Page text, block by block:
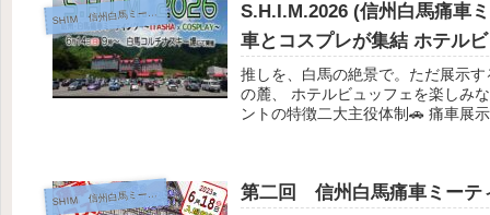
SHIM 信州白馬ミーティング
S.H.I.M.2026 (信州白馬痛
車とコスプレが集結 ホテ
推しを、白馬の絶景で。ただ展示
の麓、 ホテルビュッフェを楽しみ
ントの特徴二大主役体制🚗 痛車展
SHIM 信州白馬ミーティング 第二回 信州白馬痛車ミーテ